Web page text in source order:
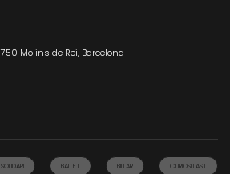
Molins de Rei, Barcelona
BALLET BILLAR CURIOSITAST